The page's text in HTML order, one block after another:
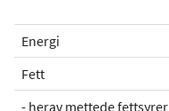
Energi
Fett
- herav mettede fettsyrer